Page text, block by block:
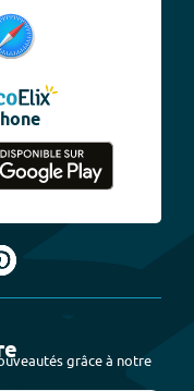
grâce à notre